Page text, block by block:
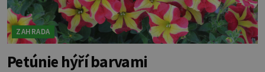
ZAHRADA
Petúnie hýří barvami